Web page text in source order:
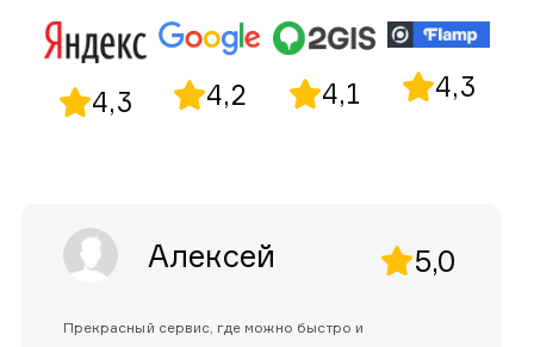
4,3 4,2 4,1 4,3
Алексей 5,0
Прекрасный сервис, где можно быстро и